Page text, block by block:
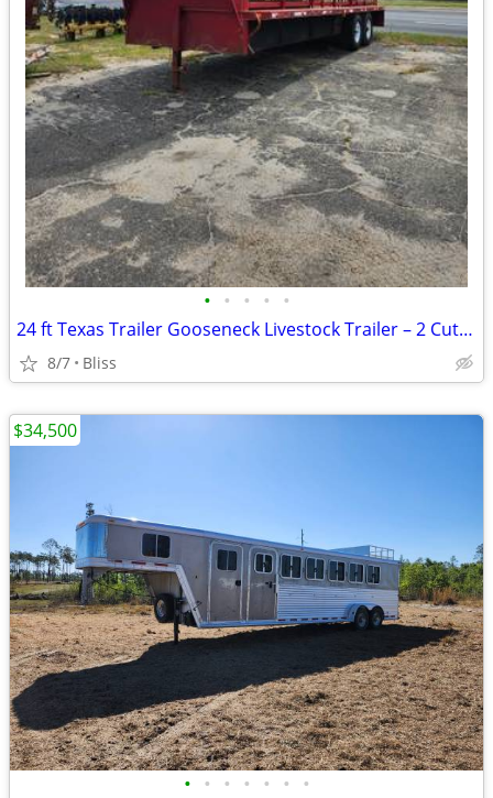
• • • • •
24 ft Texas Trailer Gooseneck Livestock Trailer – 2 Cut Gates
8/7 Bliss
• • • • • • •
$34,500